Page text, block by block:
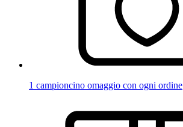
1 campioncino omaggio con ogni ordine